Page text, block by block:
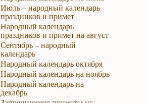
Июль – народный календарь
праздников и примет
Народный календарь
праздников и примет на август
Сентябрь – народный
календарь
Народный календарь октября
Народный календарь на ноябрь
Народный календарь на
декабрь